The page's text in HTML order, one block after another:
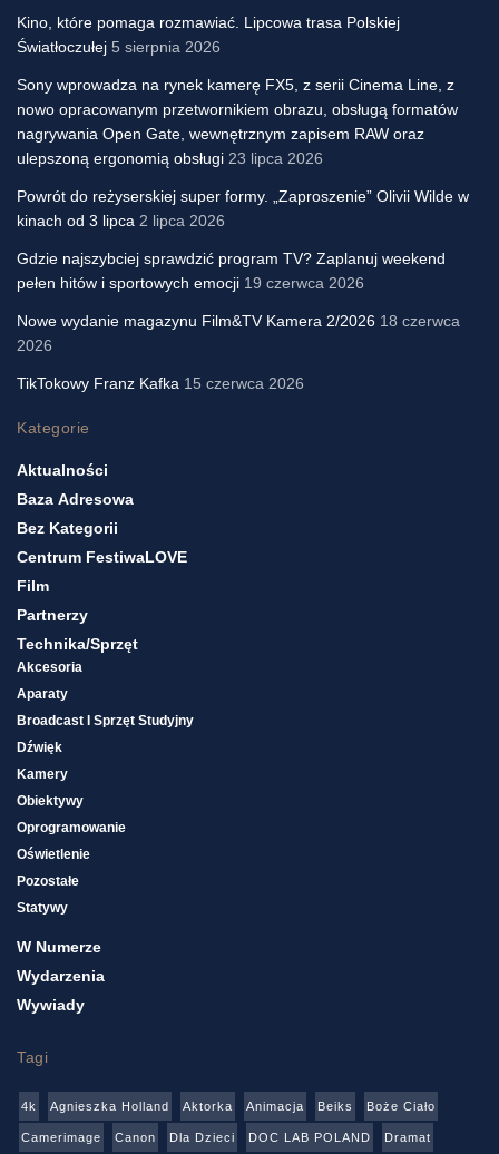
Kino, które pomaga rozmawiać. Lipcowa trasa Polskiej
Światłoczułej 5 sierpnia 2026
Sony wprowadza na rynek kamerę FX5, z serii Cinema Line, z
nowo opracowanym przetwornikiem obrazu, obsługą formatów
nagrywania Open Gate, wewnętrznym zapisem RAW oraz
ulepszoną ergonomią obsługi 23 lipca 2026
Powrót do reżyserskiej super formy. „Zaproszenie” Olivii Wilde w
kinach od 3 lipca 2 lipca 2026
Gdzie najszybciej sprawdzić program TV? Zaplanuj weekend
pełen hitów i sportowych emocji 19 czerwca 2026
Nowe wydanie magazynu Film&TV Kamera 2/2026 18 czerwca
2026
TikTokowy Franz Kafka 15 czerwca 2026
Kategorie
Aktualności
Baza Adresowa
Bez Kategorii
Centrum FestiwaLOVE
Film
Partnerzy
Technika/sprzęt
Akcesoria
Aparaty
Broadcast I Sprzęt Studyjny
Dźwięk
Kamery
Obiektywy
Oprogramowanie
Oświetlenie
Pozostałe
Statywy
W Numerze
Wydarzenia
Wywiady
Tagi
4k Agnieszka Holland Aktorka Animacja Beiks Boże Ciało
Camerimage Canon Dla Dzieci DOC LAB POLAND Dramat